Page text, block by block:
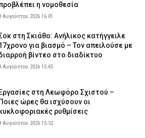
η νομοθεσία
Αυγούστου 2026 16:01
στη Σκιάθο: Ανήλικος κατήγγειλε
για βιασμό – Τον απειλούσε με
βίντεο στο διαδίκτυο
Αυγούστου 2026 15:45
Εργασίες στη Λεωφόρο Σχιστού –
Ποιες ώρες θα ισχύσουν οι
ρυθμίσεις
Αυγούστου 2026 15:32